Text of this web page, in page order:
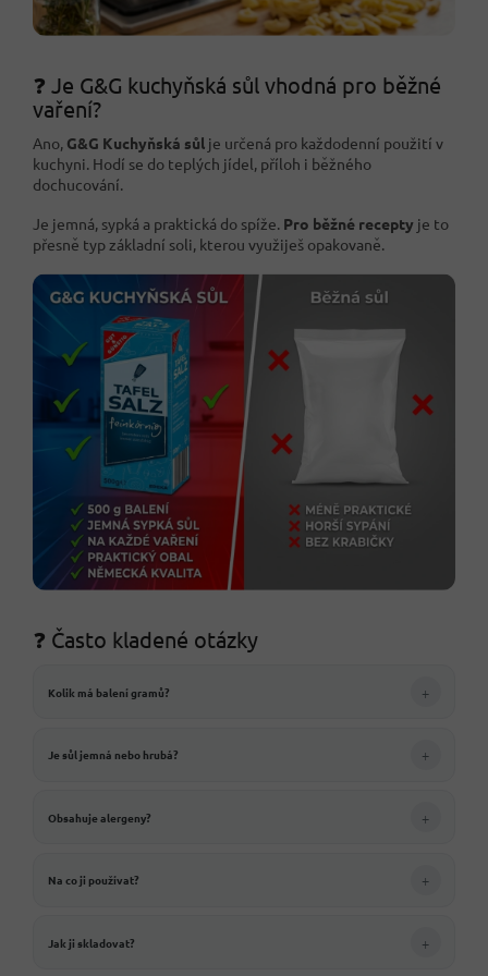
❓ Je G&G kuchyňská sůl vhodná pro běžné
vaření?
Ano, G&G Kuchyňská sůl je určená pro každodenní použití v
kuchyni. Hodí se do teplých jídel, příloh i běžného
dochucování.
Je jemná, sypká a praktická do spíže. Pro běžné recepty je to
přesně typ základní soli, kterou využiješ opakovaně.
❓ Často kladené otázky
Kolik má balení gramů? +
Je sůl jemná nebo hrubá? +
Obsahuje alergeny? +
Na co ji používat? +
Jak ji skladovat? +